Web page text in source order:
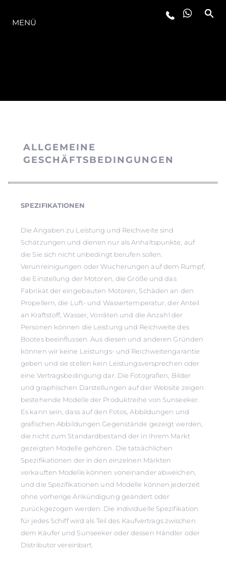
DIE MODELLREIHE
MENÜ
ALLGEMEINE
GESCHÄFTSBEDINGUNGEN
SPEZIFIKATIONEN
Die Angaben zu Leistung und Reichweite sind
Schätzungen und dienen nur als Anhaltspunkte, auf
die Sie sich nicht unbedingt berufen sollen.
Verunreinigungen oder Wucherungen auf dem Rumpf,
die Einstellung der Motoren, die Größe und das
Fabrikat der eingebauten Motoren, Schäden an den
Propellern, die Luft- und Wassertemperatur, der Anteil
an Kraftstoff, Wasser, Vorräten und die Anzahl der
Personen können die Leistung und Reichweite des
Bootes beeinflussen. Aus diesen und anderen Gründen
können wir keine Leistungs- und Reichweitengarantie
geben und sie stellen kein Leistungsversprechen oder
eine Vertragsbedingung dar. Die Fotografien, Bilder
und graphischen Darstellungen auf der Website zeigen
bestehende Modelle der Produktreihe von Sunseeker.
Es kann sein, dass auf den Fotos, Abbildungen und
grafischen Abbildungen Gegenstände gezeigt werden,
die nicht zum Standardbestand der in Ihrem Markt
gezeigten Modelle gehören. Die tatsächlichen
Spezifikationen der in den einzelnen Märkten
verkauften Modelle können voneinander abweichen,
und die Spezifikationen und Modelle können jederzeit
ohne vorherige Ankündigung geändert oder
zurückgezogen werden. Die individuelle Spezifikation
für jedes Schiff wird als Teil des Kaufvertrags zwischen
dem Käufer und Sunseeker oder dessen Händler oder
Distributor vereinbart.